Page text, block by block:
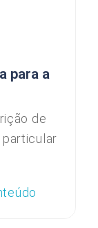
para a
de